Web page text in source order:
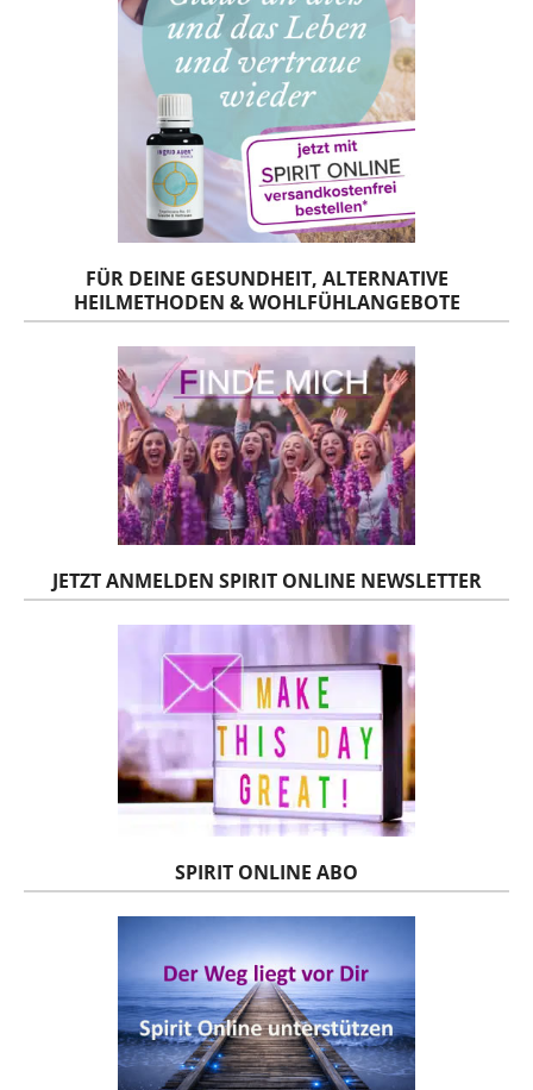
FÜR DEINE GESUNDHEIT, ALTERNATIVE
HEILMETHODEN & WOHLFÜHLANGEBOTE
JETZT ANMELDEN SPIRIT ONLINE NEWSLETTER
SPIRIT ONLINE ABO